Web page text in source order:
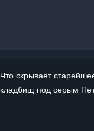
Что скрывает
кладбищ под серым